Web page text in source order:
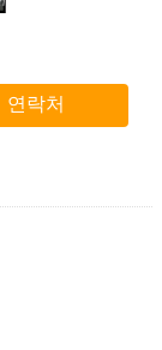
연락처